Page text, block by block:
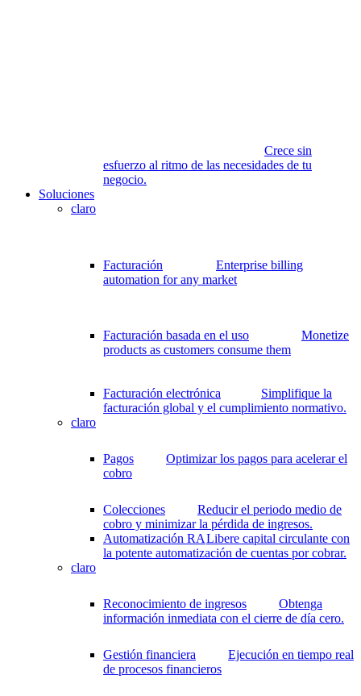
Crece sin
esfuerzo al ritmo de las necesidades de tu
negocio.
Soluciones
claro
Facturación
Enterprise billing
automation for any market
Facturación basada en el uso
Monetize
products as customers consume them
Facturación electrónica
Simplifique la
facturación global y el cumplimiento normativo.
claro
Pagos
Optimizar los pagos para acelerar el
cobro
Colecciones
Reducir el periodo medio de
cobro y minimizar la pérdida de ingresos.
Automatización RALibere capital circulante con
la potente automatización de cuentas por cobrar.
claro
Reconocimiento de ingresos
Obtenga
información inmediata con el cierre de día cero.
Gestión financiera
Ejecución en tiempo real
de procesos financieros